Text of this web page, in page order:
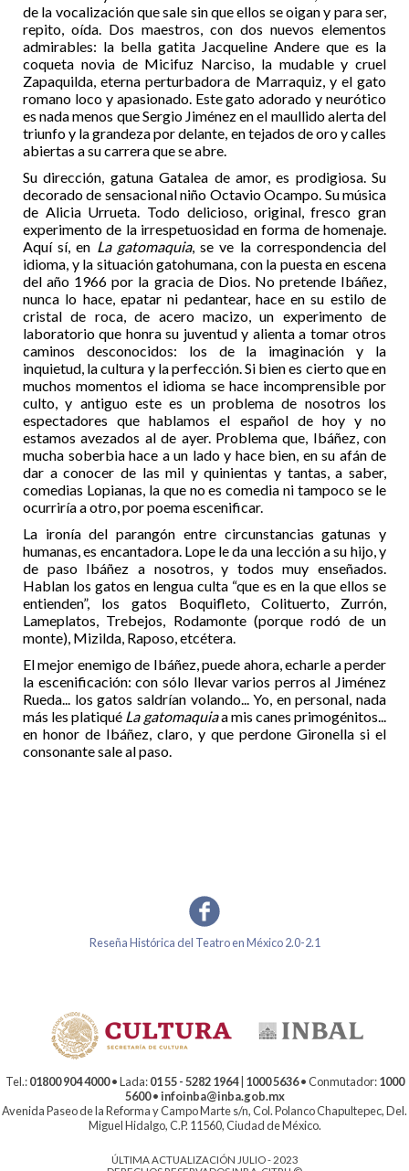
de la vocalización que sale sin que ellos se oigan y para ser,
repito, oída. Dos maestros, con dos nuevos elementos
admirables: la bella gatita Jacqueline Andere que es la
coqueta novia de Micifuz Narciso, la mudable y cruel
Zapaquilda, eterna perturbadora de Marraquiz, y el gato
romano loco y apasionado. Este gato adorado y neurótico
es nada menos que Sergio Jiménez en el maullido alerta del
triunfo y la grandeza por delante, en tejados de oro y calles
abiertas a su carrera que se abre.
Su dirección, gatuna Gatalea de amor, es prodigiosa. Su
decorado de sensacional niño Octavio Ocampo. Su música
de Alicia Urrueta. Todo delicioso, original, fresco gran
experimento de la irrespetuosidad en forma de homenaje.
Aquí sí, en La gatomaquia, se ve la correspondencia del
idioma, y la situación gatohumana, con la puesta en escena
del año 1966 por la gracia de Dios. No pretende Ibáñez,
nunca lo hace, epatar ni pedantear, hace en su estilo de
cristal de roca, de acero macizo, un experimento de
laboratorio que honra su juventud y alienta a tomar otros
caminos desconocidos: los de la imaginación y la
inquietud, la cultura y la perfección. Si bien es cierto que en
muchos momentos el idioma se hace incomprensible por
culto, y antiguo este es un problema de nosotros los
espectadores que hablamos el español de hoy y no
estamos avezados al de ayer. Problema que, Ibáñez, con
mucha soberbia hace a un lado y hace bien, en su afán de
dar a conocer de las mil y quinientas y tantas, a saber,
comedias Lopianas, la que no es comedia ni tampoco se le
ocurriría a otro, por poema escenificar.
La ironía del parangón entre circunstancias gatunas y
humanas, es encantadora. Lope le da una lección a su hijo, y
de paso Ibáñez a nosotros, y todos muy enseñados.
Hablan los gatos en lengua culta “que es en la que ellos se
entienden”, los gatos Boquifleto, Colituerto, Zurrón,
Lameplatos, Trebejos, Rodamonte (porque rodó de un
monte), Mizilda, Raposo, etcétera.
El mejor enemigo de Ibáñez, puede ahora, echarle a perder
la escenificación: con sólo llevar varios perros al Jiménez
Rueda... los gatos saldrían volando... Yo, en personal, nada
más les platiqué La gatomaquiaa mis canes primogénitos...
en honor de Ibáñez, claro, y que perdone Gironella si el
consonante sale al paso.
Reseña Histórica del Teatro en México 2.0-2.1
Tel.:01800 904 4000• Lada:01 55 - 5282 1964| 1000 5636• Conmutador:1000
5600•infoinba@inba.gob.mx
Avenida Paseo de la Reforma y Campo Marte s/n, Col. Polanco Chapultepec, Del.
Miguel Hidalgo, C.P. 11560, Ciudad de México.
ÚLTIMA ACTUALIZACIÓN JULIO - 2023